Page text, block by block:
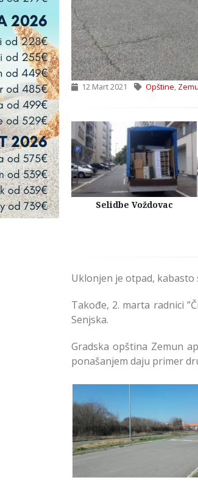
12 Mart 2021 Opštine,
Beograd Selidbe Voždovac
Uklonjen je otpad, kabasto
Takođe, 2. marta radnici
Senjska.
Gradska opština Zemun
ponašanjem daju primer
Čišćenje Deponije u